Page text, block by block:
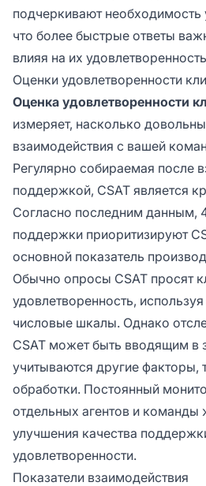
подчеркивают
что более быстрые ответы
влияя на их
Оценки удовлетворенности
Оценка удовлетворенности
измеряет, насколько
взаимодействия с вашей
Регулярно собираемая после
поддержкой, CSAT является
Согласно последним данным,
поддержки приоритизируют
основной показатель
Обычно опросы CSAT просят
удовлетворенность,
числовые шкалы. Однако
CSAT может быть вводящим в
учитываются другие факторы,
обработки. Постоянный
отдельных агентов и команды
улучшения качества
удовлетворенности.
Показатели взаимодействия